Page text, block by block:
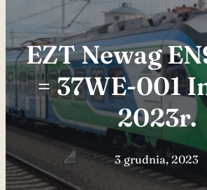
EZT Newag
= 37WE-001
2023r.
3 grudnia, 2023